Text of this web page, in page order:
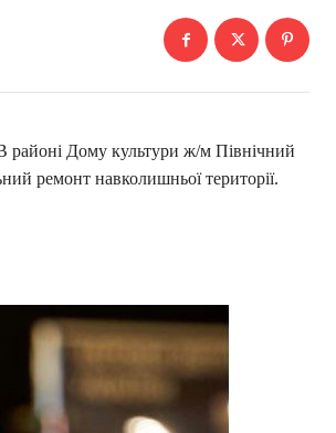
районі Дому культури ж/м Північний
ремонт навколишньої території.